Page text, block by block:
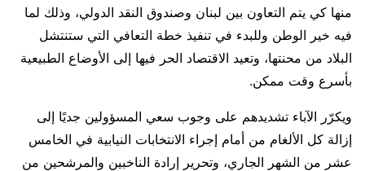
منها كي يتم التعاون بين لبنان وصندوق النقد الدولي، وذلك لما
فيه خير الوطن وللبدء في تنفيذ خطة التعافي التي ستنتشل
البلاد من محنتها، وتعيد الاقتصاد الحر فيها إلى الأوضاع الطبيعية
بأسرع وقت ممكن.
ويكرّر الآباء تشديدهم على وجوب سعي المسؤولين جديًا إلى
إزالة كل الألغام من أمام إجراء الانتخابات النيابية في الخامس
عشر من الشهر الجاري، وتحرير إرادة الناخبين والمرشحين من